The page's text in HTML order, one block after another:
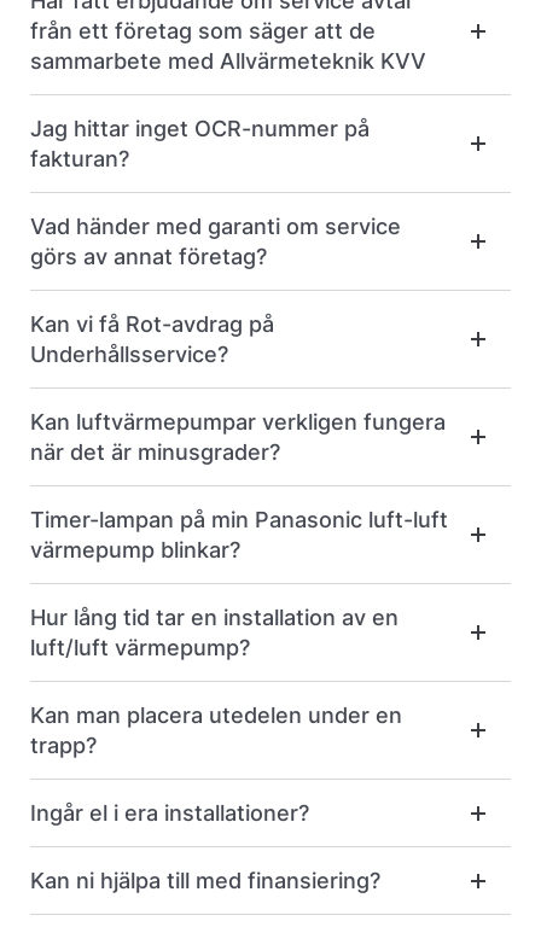
från ett företag som säger att de
sammarbete med Allvärmeteknik KVV
Jag hittar inget OCR-nummer på
fakturan?
Vad händer med garanti om service
görs av annat företag?
Kan vi få Rot-avdrag på
Underhållsservice?
Kan luftvärmepumpar verkligen fungera
när det är minusgrader?
Timer-lampan på min Panasonic luft-luft
värmepump blinkar?
Hur lång tid tar en installation av en
luft/luft värmepump?
Kan man placera utedelen under en
trapp?
Ingår el i era installationer?
Kan ni hjälpa till med finansiering?